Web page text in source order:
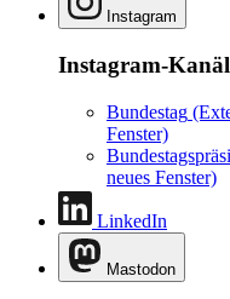
Instagram
Instagram-
Bundestag
Fenster)
neues Fenster)
LinkedIn
Mastodon